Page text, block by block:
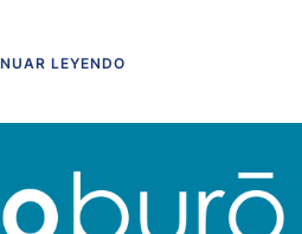
LEYENDO